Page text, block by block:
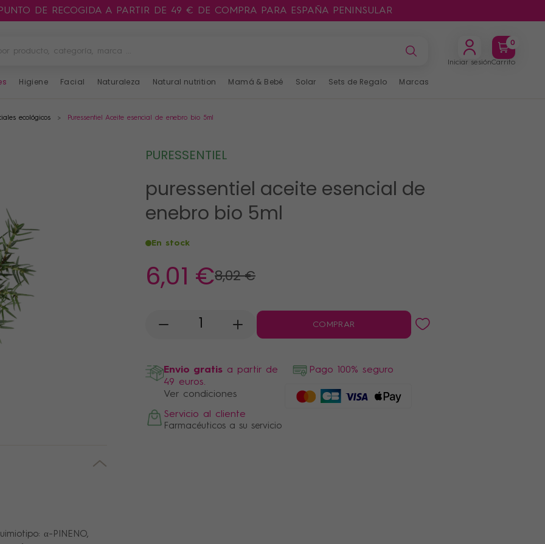
DE RECOGIDA A PARTIR DE 49 € DE COMPRA PARA ESPAÑA PENINSULAR
Iniciar sesión
0
Carrito
Higiene Facial Naturaleza Natural nutrition Mamá & Bebé Solar Sets de Regalo Marcas
ecológicos Puressentiel Aceite esencial de enebro bio 5ml
PURESSENTIEL
puressentiel aceite esencial de
enebro bio 5ml
En stock
6,01 €8,02 €
- + COMPRAR
Envio gratis a partir de
49 euros.
Ver condiciones
Pago 100% seguro
Servicio al cliente
Farmacéuticos a su servicio
α-PINENO,